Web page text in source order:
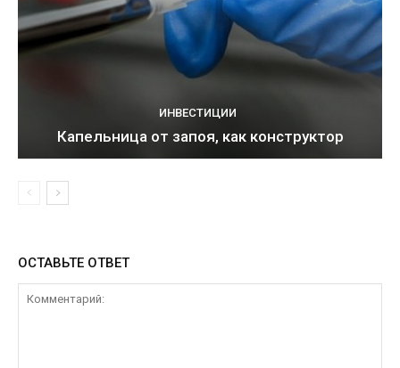
ИНВЕСТИЦИИ
Капельница от запоя, как конструктор
ОСТАВЬТЕ ОТВЕТ